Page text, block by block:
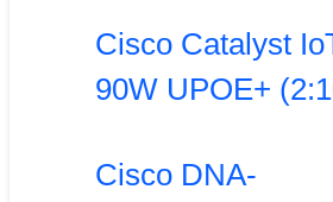
Cisco Catalyst
90W UPOE+
Cisco DNA-